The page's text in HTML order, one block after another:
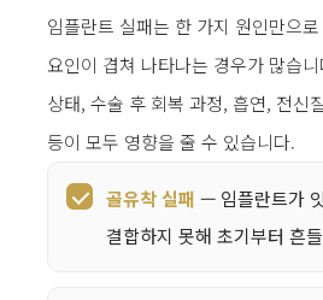
임플란트 실패는 한 가지 원인만으
요인이 겹쳐 나타나는 경우가 많습
상태, 수술 후 회복 과정, 흡연, 전신
등이 모두 영향을 줄 수 있습니다.
골유착 실패 — 임플란트가
결합하지 못해 초기부터 흔